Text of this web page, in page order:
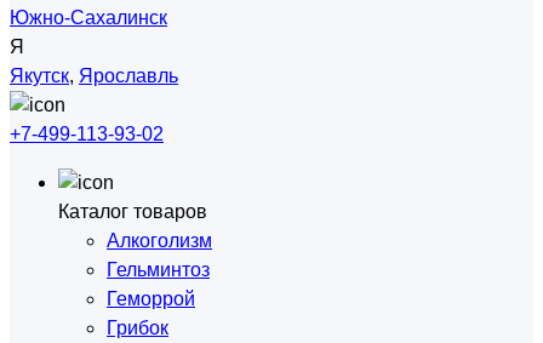
Южно-Сахалинск
Я
Якутск, Ярославль
+7-499-113-93-02
Каталог товаров
Алкоголизм
Гельминтоз
Геморрой
Грибок